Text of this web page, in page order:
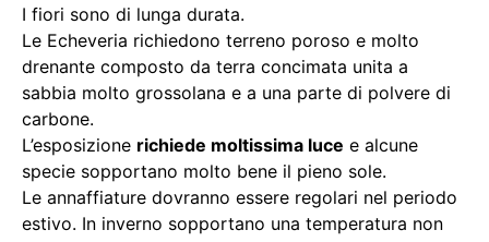
I fiori sono di lunga durata.
Le Echeveria richiedono terreno poroso e molto
drenante composto da terra concimata unita a
sabbia molto grossolana e a una parte di polvere di
carbone.
L’esposizione richiede moltissima luce e alcune
specie sopportano molto bene il pieno sole.
Le annaffiature dovranno essere regolari nel periodo
estivo. In inverno sopportano una temperatura non